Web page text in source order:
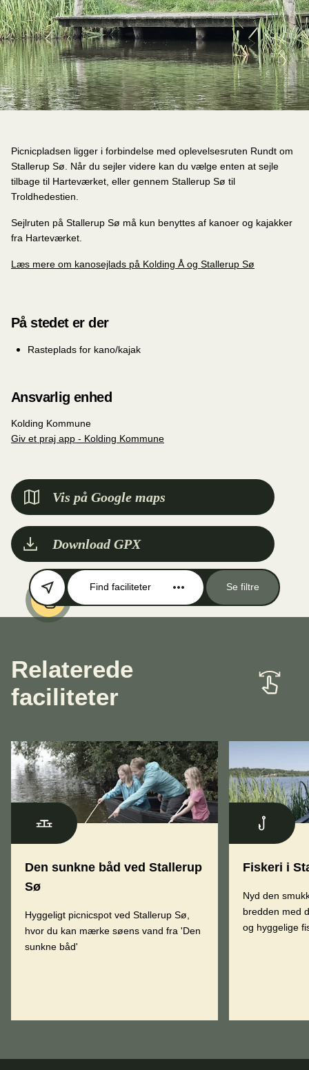
Picnicpladsen ligger i forbindelse med oplevelsesruten Rundt om
Stallerup Sø. Når du sejler videre kan du vælge enten at sejle
tilbage til Harteværket, eller gennem Stallerup Sø til
Troldhedestien.
Sejlruten på Stallerup Sø må kun benyttes af kanoer og kajakker
fra Harteværket.
Læs mere om kanosejlads på Kolding Å og Stallerup Sø
På stedet er der
Rasteplads for kano/kajak
Ansvarlig enhed
Kolding Kommune
Giv et praj app - Kolding Kommune
Vis på Google maps
Download GPX
Find faciliteter Se filtre
Relaterede
faciliteter
Den sunkne båd ved Stallerup
Sø
Hyggeligt picnicspot ved Stallerup Sø,
hvor du kan mærke søens vand fra 'Den
sunkne båd'
Fiskeri i
Nyd den
bredden med
og hyggelige